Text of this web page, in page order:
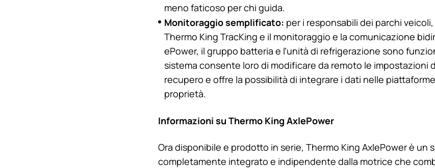
meno faticoso per chi guida.
Monitoraggio semplificato: per i responsabili dei parchi
Thermo King TracKing e il monitoraggio e la comunicazione
ePower, il gruppo batteria e l’unità di refrigerazione sono
sistema consente loro di modificare da remoto le impostazioni
recupero e offre la possibilità di integrare i dati nelle
proprietà.
Informazioni suThermo KingAxlePower
Ora disponibile e prodotto in serie, Thermo King AxlePower è un
completamente integrato e indipendente dalla motrice che